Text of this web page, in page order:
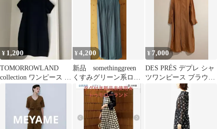
¥ 1,200
TOMORROWLAND
collection ワンピース ブ
¥4,200
新品 somethinggreen
くすみグリーン系ロン
グワンピース
¥ 7,000
DES PRÉS デプレ シャ
ツワンピース ブラウ
ン トゥモローランド